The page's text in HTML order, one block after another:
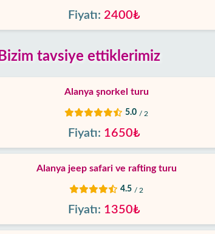
Fiyatı: 2400₺
Bizim tavsiye ettiklerimiz
Alanya şnorkel turu
5.0 / 2
Fiyatı: 1650₺
Alanya jeep safari ve rafting turu
4.5 / 2
Fiyatı: 1350₺